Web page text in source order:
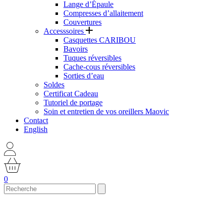
Lange d’Épaule
Compresses d’allaitement
Couvertures
Accesssoires
Casquettes CARIBOU
Bavoirs
Tuques réversibles
Cache-cous réversibles
Sorties d’eau
Soldes
Certificat Cadeau
Tutoriel de portage
Soin et entretien de vos oreillers Maovic
Contact
English
0